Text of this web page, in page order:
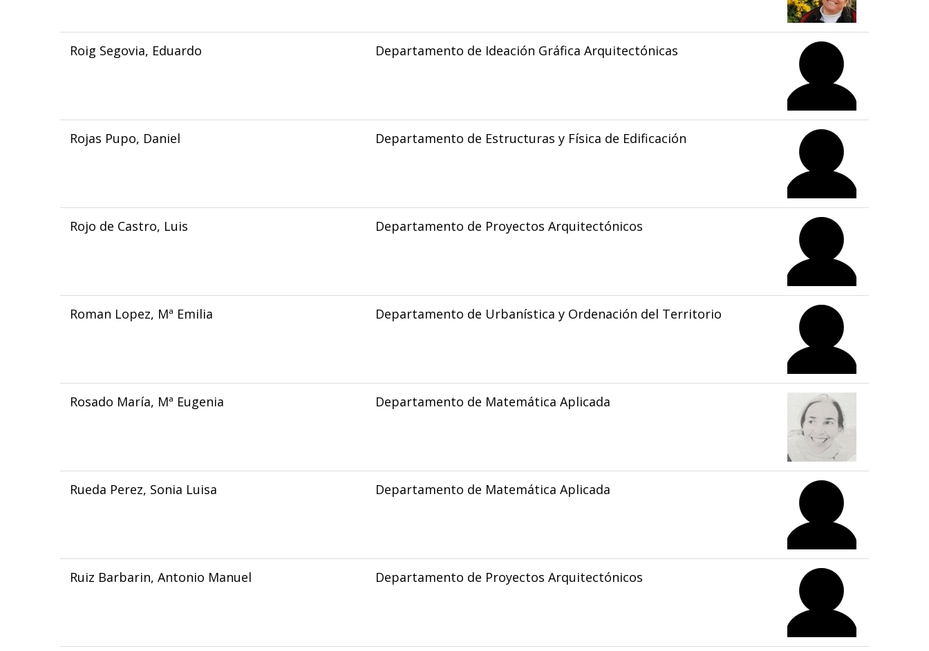
Roig Segovia, Eduardo Departamento de Ideación Gráfica Arquitectónicas
Rojas Pupo, Daniel Departamento de Estructuras y Física de Edificación
Rojo de Castro, Luis Departamento de Proyectos Arquitectónicos
Roman Lopez, Mª Emilia Departamento de Urbanística y Ordenación del Territorio
Rosado María, Mª Eugenia Departamento de Matemática Aplicada
Rueda Perez, Sonia Luisa Departamento de Matemática Aplicada
Ruiz Barbarin, Antonio Manuel Departamento de Proyectos Arquitectónicos